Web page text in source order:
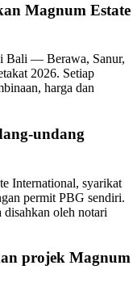
Magnum Estate
Bali — Berawa, Sanur,
2026. Setiap
harga dan
undang
International, syarikat
permit PBG sendiri.
disahkan oleh notari
projek Magnum